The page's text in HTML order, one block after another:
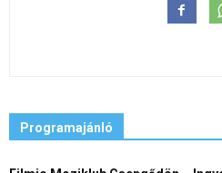
Programajánló